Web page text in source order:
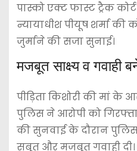
पास्को एक्ट फास्ट ट्रैक
न्यायाधीश पीयूष शर्मा की
जुर्माने की सजा सुनाई।
मजबूत साक्ष्य व गवाही
पीड़िता किशोरी की मां के
पुलिस ने आरोपी को
की सुनवाई के दौरान पुलिस
सबूत और मजबूत गवाही दी।